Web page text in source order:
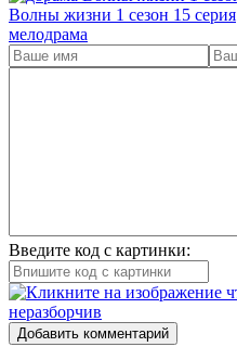
Волны жизни 1 сезон 15 серия
мелодрама
Введите код с картинки:
Добавить комментарий